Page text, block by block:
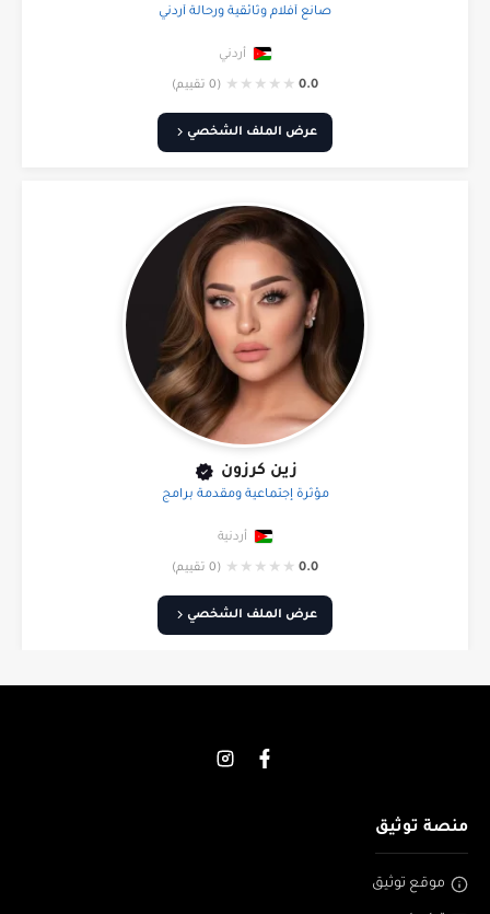
صانع أفلام وثائقية ورحالة أردني
أردني
0.0
★
★
★
★
★ (0 تقييم)
عرض الملف الشخصي
زين كرزون
مؤثرة إجتماعية ومقدمة برامج
أردنية
0.0
★
★
★
★
★ (0 تقييم)
عرض الملف الشخصي
منصة توثيق
موقع توثيق